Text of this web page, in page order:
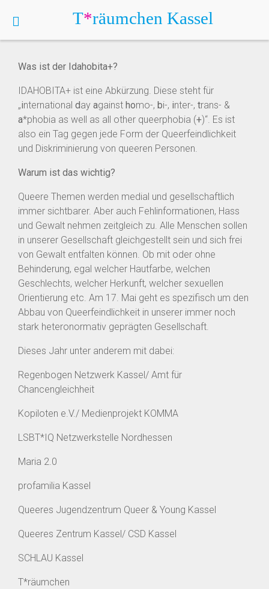
IDAHOBITA+ 2025
Was ist der Idahobita+?
IDAHOBITA+ ist eine Abkürzung. Diese steht für
„international day against homo-, bi-, inter-, trans- &
a*phobia as well as all other queerphobia (+)“. Es ist
also ein Tag gegen jede Form der Queerfeindlichkeit
und Diskriminierung von queeren Personen.
Warum ist das wichtig?
Queere Themen werden medial und gesellschaftlich
immer sichtbarer. Aber auch Fehlinformationen, Hass
und Gewalt nehmen zeitgleich zu. Alle Menschen sollen
in unserer Gesellschaft gleichgestellt sein und sich frei
von Gewalt entfalten können. Ob mit oder ohne
Behinderung, egal welcher Hautfarbe, welchen
Geschlechts, welcher Herkunft, welcher sexuellen
Orientierung etc. Am 17. Mai geht es spezifisch um den
Abbau von Queerfeindlichkeit in unserer immer noch
stark heteronormativ geprägten Gesellschaft.
Dieses Jahr unter anderem mit dabei:
Regenbogen Netzwerk Kassel/ Amt für
Chancengleichheit
Kopiloten e.V./ Medienprojekt KOMMA
LSBT*IQ Netzwerkstelle Nordhessen
Maria 2.0
profamilia Kassel
Queeres Jugendzentrum Queer & Young Kassel
Queeres Zentrum Kassel/ CSD Kassel
SCHLAU Kassel
T*räumchen
T*räumchen Kassel